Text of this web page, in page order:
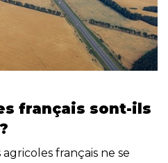
français sont-ils
français ne se